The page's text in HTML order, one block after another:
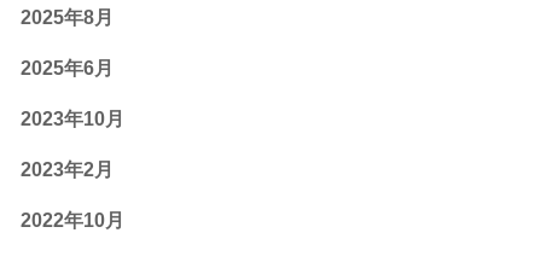
2025年8月
2025年6月
2023年10月
2023年2月
2022年10月